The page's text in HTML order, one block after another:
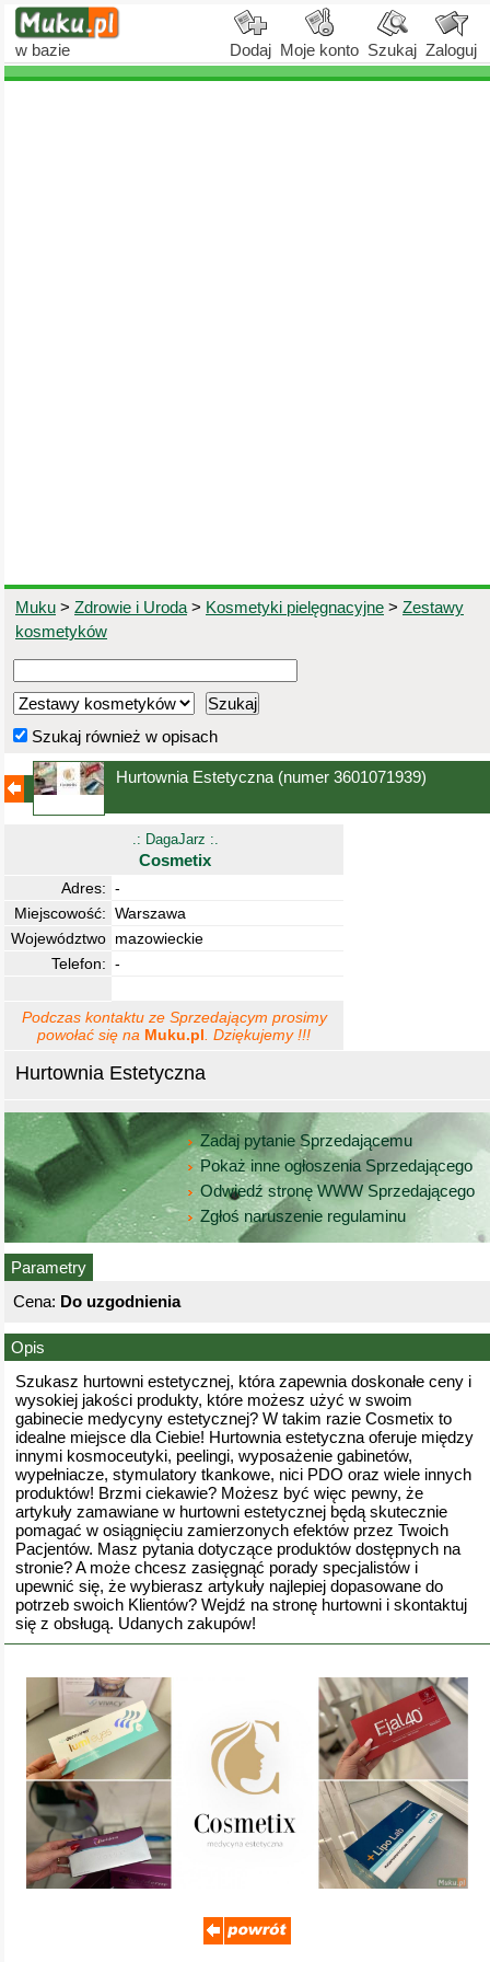
w bazie Dodaj Moje konto Szukaj Zaloguj
Muku > Zdrowie i Uroda > Kosmetyki pielęgnacyjne > Zestawy
kosmetyków
Szukaj również w opisach
Hurtownia Estetyczna (numer 3601071939)
Hurtownia Estetyczna
Zadaj pytanie Sprzedającemu
Pokaż inne ogłoszenia Sprzedającego
Odwiedź stronę WWW Sprzedającego
Zgłoś naruszenie regulaminu
Parametry
Cena: Do uzgodnienia
.: DagaJarz :.
Cosmetix
Adres: -
Miejscowość: Warszawa
Województwo mazowieckie
Telefon: -
Podczas kontaktu ze Sprzedającym prosimy
powołać się na Muku.pl . Dziękujemy !!!
Opis
Szukasz hurtowni estetycznej, która zapewnia doskonałe ceny i
wysokiej jakości produkty, które możesz użyć w swoim
gabinecie medycyny estetycznej? W takim razie Cosmetix to
idealne miejsce dla Ciebie! Hurtownia estetyczna oferuje między
innymi kosmoceutyki, peelingi, wyposażenie gabinetów,
wypełniacze, stymulatory tkankowe, nici PDO oraz wiele innych
produktów! Brzmi ciekawie? Możesz być więc pewny, że
artykuły zamawiane w hurtowni estetycznej będą skutecznie
pomagać w osiągnięciu zamierzonych efektów przez Twoich
Pacjentów. Masz pytania dotyczące produktów dostępnych na
stronie? A może chcesz zasięgnąć porady specjalistów i
upewnić się, że wybierasz artykuły najlepiej dopasowane do
potrzeb swoich Klientów? Wejdź na stronę hurtowni i skontaktuj
się z obsługą. Udanych zakupów!